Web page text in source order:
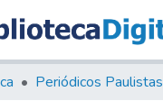
Periódicos Paulistas